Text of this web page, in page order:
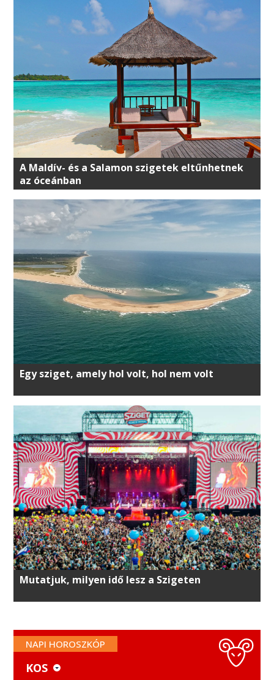
A Maldív- és a Salamon szigetek eltűnhetnek
az óceánban
Egy sziget, amely hol volt, hol nem volt
Mutatjuk, milyen idő lesz a Szigeten
NAPI HOROSZKÓP
KOS
KOS